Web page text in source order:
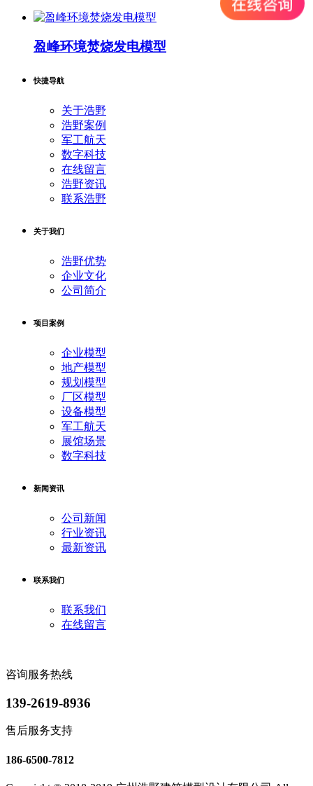
盈峰环境焚烧发电模型
快捷导航
关于浩野
浩野案例
军工航天
数字科技
在线留言
浩野资讯
联系浩野
关于我们
浩野优势
企业文化
公司简介
项目案例
企业模型
地产模型
规划模型
厂区模型
设备模型
军工航天
展馆场景
数字科技
新闻资讯
公司新闻
行业资讯
最新资讯
联系我们
联系我们
在线留言
咨询服务热线
139-2619-8936
售后服务支持
186-6500-7812